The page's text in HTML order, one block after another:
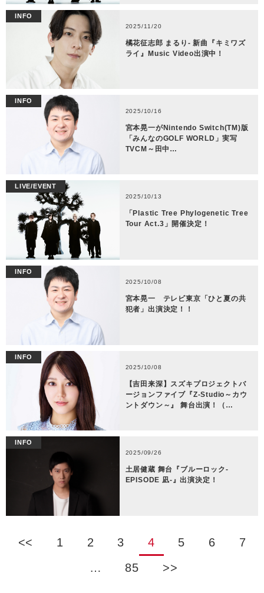
INFO
2025/11/20
橘花征志郎 まるり- 新曲『キミワズ
ライ』Music Video出演中！
INFO
2025/10/16
宮本晃一がNintendo Switch(TM)版
「みんなのGOLF WORLD」実写
TVCM～田中…
LIVE/EVENT
2025/10/13
「Plastic Tree Phylogenetic Tree
Tour Act.3」開催決定！
INFO
2025/10/08
宮本晃一 テレビ東京「ひと夏の共
犯者」出演決定！！
INFO
2025/10/08
【吉田来深】スズキプロジェクトバ
ージョンファイブ『Z-Studio～カウ
ントダウン～』 舞台出演！（…
INFO
2025/09/26
土居健蔵 舞台『ブルーロック-
EPISODE 凪-』出演決定！
<< 1 2 3 4 5 6
7
…
85 >>